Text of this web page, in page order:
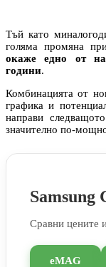
Тъй като
голяма промяна
окаже едно от
години.
Комбинацията от
графика и
направи
значително по-
Samsung
Сравни цените
eMAG